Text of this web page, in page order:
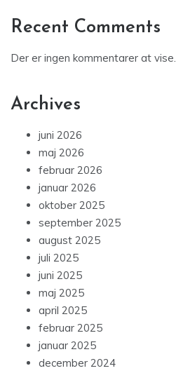
Recent Comments
Der er ingen kommentarer at vise.
Archives
juni 2026
maj 2026
februar 2026
januar 2026
oktober 2025
september 2025
august 2025
juli 2025
juni 2025
maj 2025
april 2025
februar 2025
januar 2025
december 2024